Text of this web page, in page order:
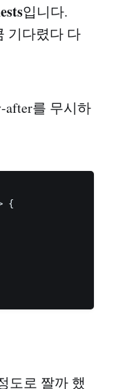
입니다.
기다렸다 다
after를 무시하
{
도로 짤까 했